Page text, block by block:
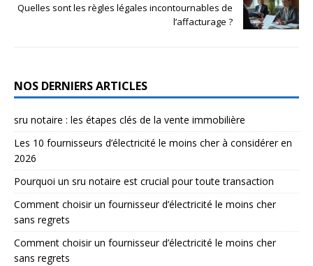
Quelles sont les règles légales incontournables de
l’affacturage ?
NOS DERNIERS ARTICLES
sru notaire : les étapes clés de la vente immobilière
Les 10 fournisseurs d’électricité le moins cher à considérer en
2026
Pourquoi un sru notaire est crucial pour toute transaction
Comment choisir un fournisseur d’électricité le moins cher
sans regrets
Comment choisir un fournisseur d’électricité le moins cher
sans regrets